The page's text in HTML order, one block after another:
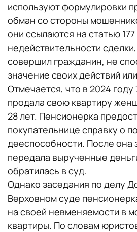
используют формулировки
обман со стороны
они ссылаются на статью
недействительности
совершил гражданин, не
значение своих действий
Отмечается, что в 2024 году
продала свою квартиру
28 лет. Пенсионерка
покупательнице справку о
дееспособности. После она
передала вырученные
обратилась в суд.
Однако заседания по делу
Верховном суде
на своей невменяемости в
квартиры. По словам